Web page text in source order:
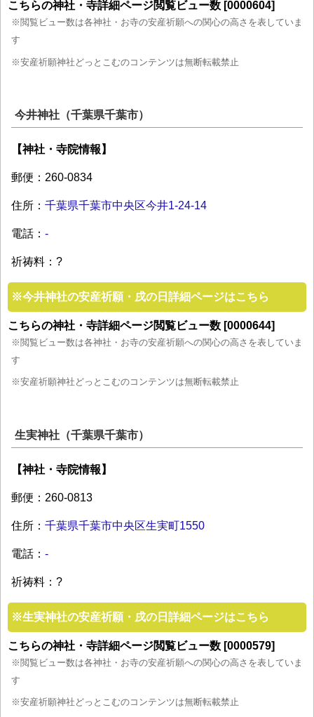
こちらの神社・寺詳細ページ閲覧ビュー数 [0000604]
※閲覧ビュー数は各神社・お寺の安産祈願への関心の高さを表していま
す
※安産祈願神社どっとこむのコンテンツは無断転載禁止
今井神社（千葉県千葉市）
【神社・寺院情報】
郵便：260-0834
住所： 千葉県千葉市中央区今井1-24-14
電話： -
祈祷料：?
※今井神社の安産祈願・戌の日詳細ページはこちら
こちらの神社・寺詳細ページ閲覧ビュー数 [0000644]
※閲覧ビュー数は各神社・お寺の安産祈願への関心の高さを表していま
す
※安産祈願神社どっとこむのコンテンツは無断転載禁止
生実神社（千葉県千葉市）
【神社・寺院情報】
郵便：260-0813
住所： 千葉県千葉市中央区生実町1550
電話： -
祈祷料：?
※生実神社の安産祈願・戌の日詳細ページはこちら
こちらの神社・寺詳細ページ閲覧ビュー数 [0000579]
※閲覧ビュー数は各神社・お寺の安産祈願への関心の高さを表していま
す
※安産祈願神社どっとこむのコンテンツは無断転載禁止